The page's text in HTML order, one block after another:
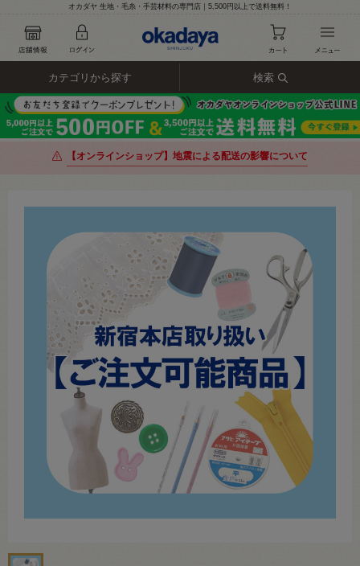
オカダヤ 生地・毛糸・手芸材料の専門店｜5,500円以上で送料無料！
カテゴリから探す 検索
【オンラインショップ】地震による配送の影響について